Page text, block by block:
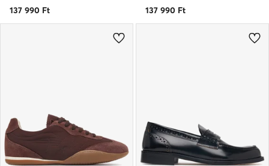
137 990 Ft
137 990 Ft